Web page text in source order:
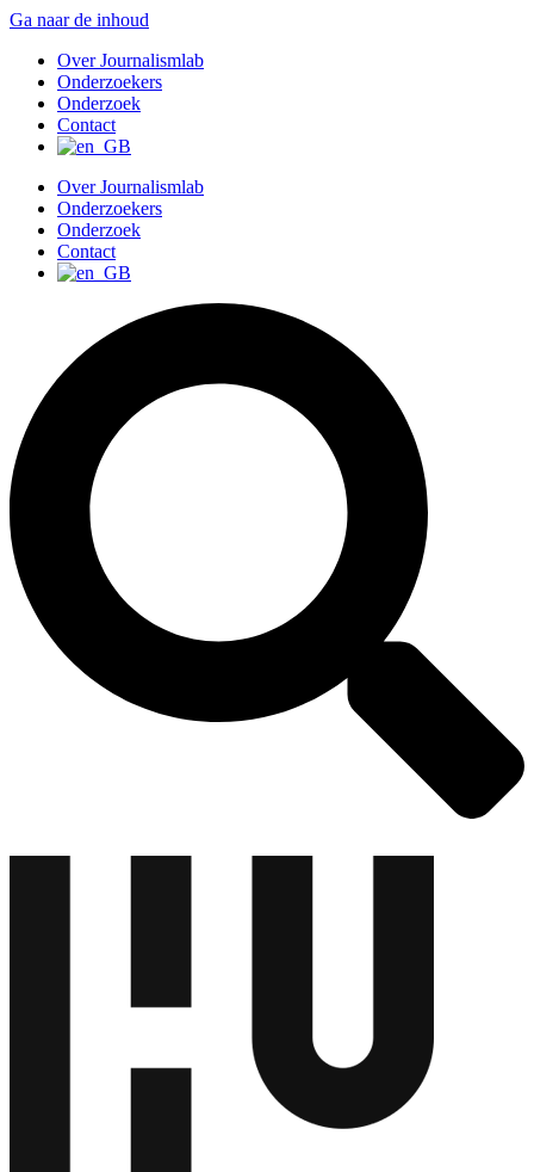
Ga naar de inhoud
Over Journalismlab
Onderzoekers
Onderzoek
Contact
Over Journalismlab
Onderzoekers
Onderzoek
Contact